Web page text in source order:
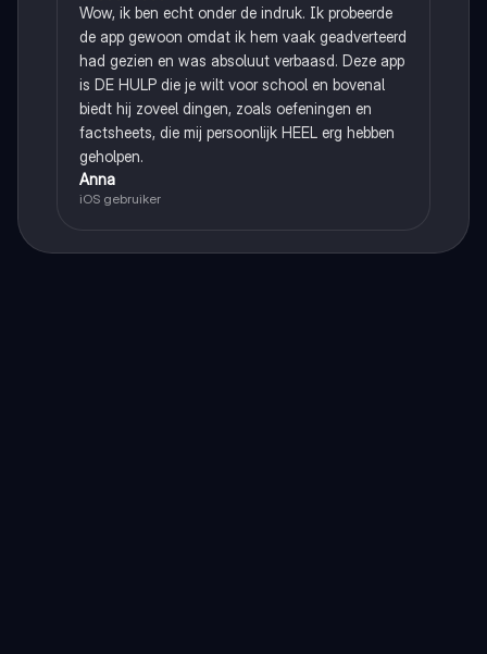
Wow, ik ben echt onder de indruk. Ik probeerde
de app gewoon omdat ik hem vaak geadverteerd
had gezien en was absoluut verbaasd. Deze app
is DE HULP die je wilt voor school en bovenal
biedt hij zoveel dingen, zoals oefeningen en
factsheets, die mij persoonlijk HEEL erg hebben
geholpen.
Anna
iOS gebruiker